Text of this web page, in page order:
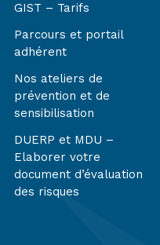
GIST – Tarifs
Parcours et portail
adhérent
Nos ateliers de
prévention et de
sensibilisation
DUERP et MDU –
Elaborer votre
document d’évaluation
des risques